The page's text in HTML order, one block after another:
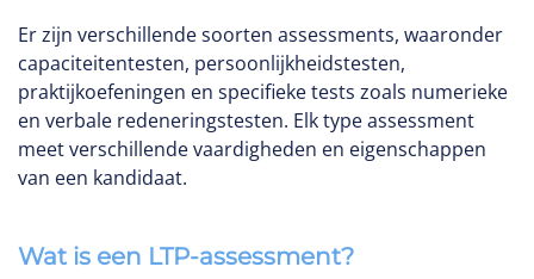
Er zijn verschillende soorten assessments, waaronder
capaciteitentesten, persoonlijkheidstesten,
praktijkoefeningen en specifieke tests zoals numerieke
en verbale redeneringstesten. Elk type assessment
meet verschillende vaardigheden en eigenschappen
van een kandidaat.
Wat is een LTP-assessment?